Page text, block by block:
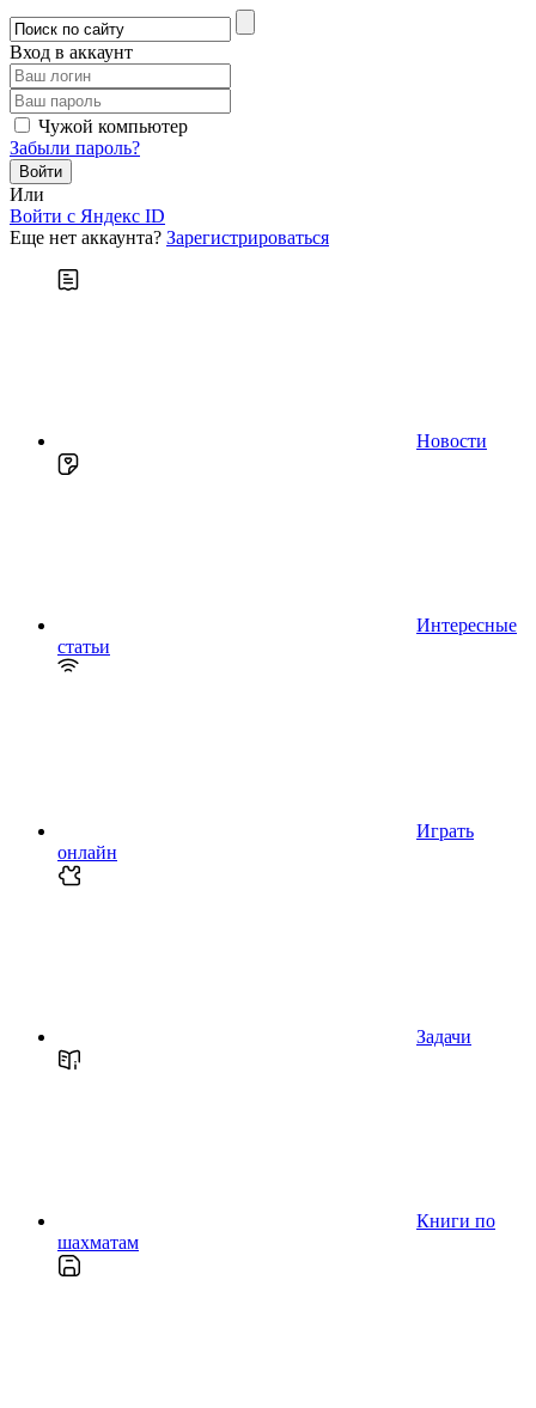
Вход в аккаунт
Чужой компьютер
Забыли пароль?
Или
Войти c Яндекс ID
Еще нет аккаунта? Зарегистрироваться
Новости
Интересные
статьи
Играть
онлайн
Задачи
Книги по
шахматам